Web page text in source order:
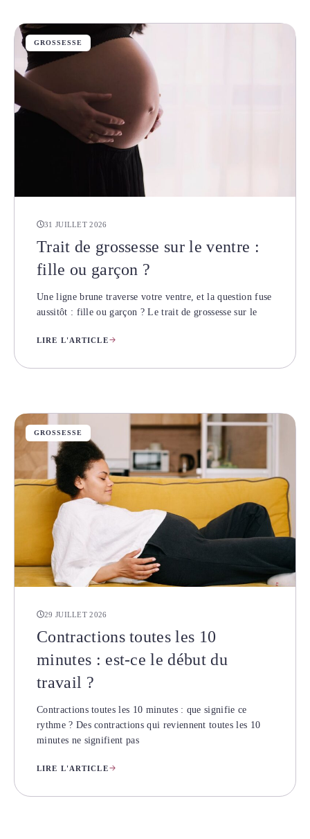
GROSSESSE
31 JUILLET 2026
Trait de grossesse sur le ventre :
fille ou garçon ?
Une ligne brune traverse votre ventre, et la question fuse
aussitôt : fille ou garçon ? Le trait de grossesse sur le
LIRE L'ARTICLE
GROSSESSE
29 JUILLET 2026
Contractions toutes les 10
minutes : est-ce le début du
travail ?
Contractions toutes les 10 minutes : que signifie ce
rythme ? Des contractions qui reviennent toutes les 10
minutes ne signifient pas
LIRE L'ARTICLE